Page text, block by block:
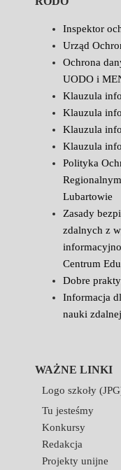
Inspektor
Urząd
Ochrona
UODO i
Klauzula
Klauzula
Klauzula
Klauzula
Polityka
Lubartowie
Zasady
zdalnych z
Centrum
Dobre
Informacja
nauki zdalnej
WAŻNE LINKI
Logo szkoły
Tu jesteśmy
Konkursy
Redakcja
Projekty unijne